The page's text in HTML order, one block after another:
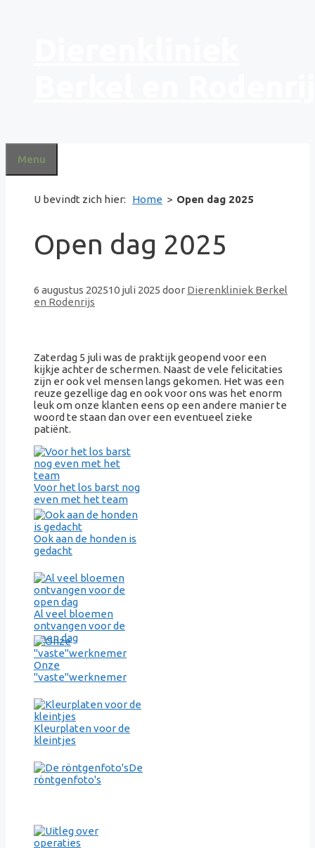
Menu
U bevindt zich hier: Home > Open dag 2025
Open dag 2025
6 augustus 202510 juli 2025 door Dierenkliniek Berkel
en Rodenrijs
Zaterdag 5 juli was de praktijk geopend voor een
kijkje achter de schermen. Naast de vele felicitaties
zijn er ook vel mensen langs gekomen. Het was een
reuze gezellige dag en ook voor ons was het enorm
leuk om onze klanten eens op een andere manier te
woord te staan dan over een eventueel zieke
patiënt.
Voor het los barst nog
even met het team
Ook aan de honden is
gedacht
Al veel bloemen
ontvangen voor de
open dag
Onze
"vaste"werknemer
Kleurplaten voor de
kleintjes
De
röntgenfoto's